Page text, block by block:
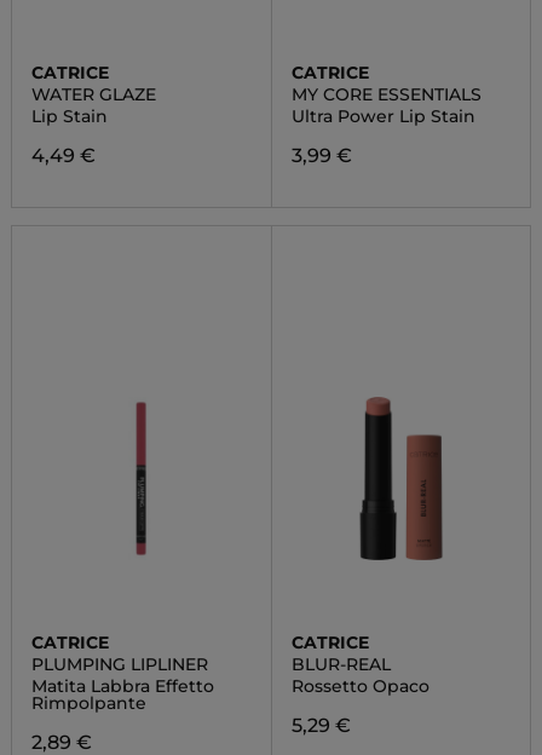
CATRICE
WATER GLAZE
Lip Stain
4,49 €
CATRICE
MY CORE ESSENTIALS
Ultra Power Lip Stain
3,99 €
CATRICE
PLUMPING LIPLINER
Matita Labbra Effetto
Rimpolpante
2,89 €
CATRICE
BLUR-REAL
Rossetto Opaco
5,29 €